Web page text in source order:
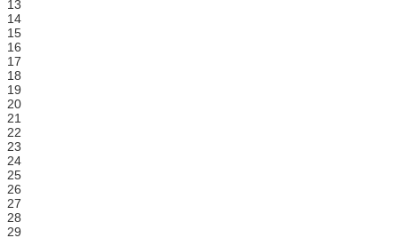
13
14
15
16
17
18
19
20
21
22
23
24
25
26
27
28
29